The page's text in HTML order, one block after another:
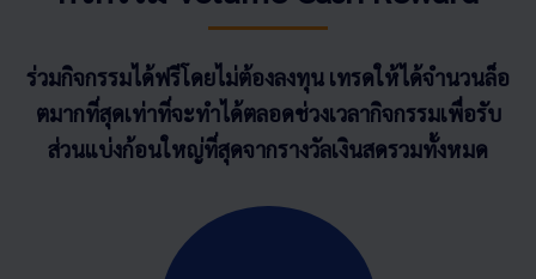
ร่วมกิจกรรมได้ฟรีโดยไม่ต้องลงทุน เทรดให้ได้จำนวนล็อ
ตมากที่สุดเท่าที่จะทำได้ตลอดช่วงเวลากิจกรรมเพื่อรับ
ส่วนแบ่งก้อนใหญ่ที่สุดจากรางวัลเงินสดรวมทั้งหมด